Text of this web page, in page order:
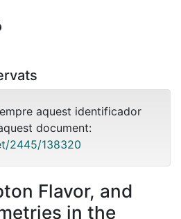
aquest identificador
document:
2445/138320
Flavor, and
in the